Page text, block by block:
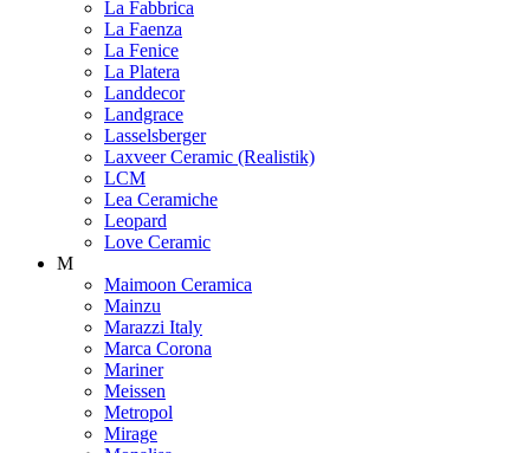
La Fabbrica
La Faenza
La Fenice
La Platera
Landdecor
Landgrace
Lasselsberger
Laxveer Ceramic (Realistik)
LCM
Lea Ceramiche
Leopard
Love Ceramic
M
Maimoon Ceramica
Mainzu
Marazzi Italy
Marca Corona
Mariner
Meissen
Metropol
Mirage